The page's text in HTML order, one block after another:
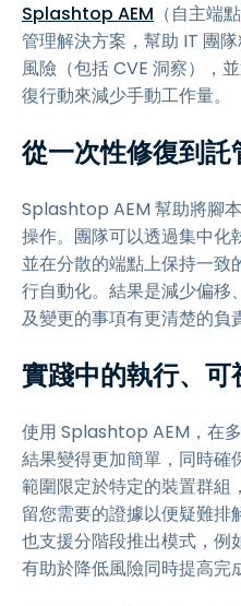
Splashtop AEM （自主端
管理解決方案，幫助 IT 團
風險（包括 CVE 洞察），
復行動來減少手動工作量。
從一次性修復到託
Splashtop AEM 幫助將腳
操作。團隊可以透過集中化
並在分散的端點上保持一致
行自動化。結果是減少偏移
及變更的事項有更清楚的負
實踐中的執行、可
使用 Splashtop AEM，在
結果變得更加簡單，同時確
範圍限定於特定的裝置群組
留您需要的證據以便疑難
也支援分階段推出模式，例
有助於降低風險同時提高完